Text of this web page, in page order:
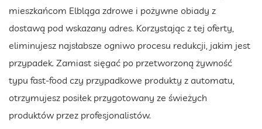
mieszkańcom Elbląga zdrowe i pożywne obiady z
dostawą pod wskazany adres. Korzystając z tej oferty,
eliminujesz najsłabsze ogniwo procesu redukcji, jakim jest
przypadek. Zamiast sięgać po przetworzoną żywność
typu fast-food czy przypadkowe produkty z automatu,
otrzymujesz posiłek przygotowany ze świeżych
produktów przez profesjonalistów.